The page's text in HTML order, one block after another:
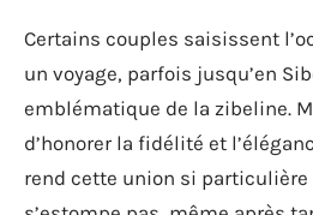
Certains couples saisissent
un voyage, parfois jusqu’en
emblématique de la zibeline.
d’honorer la fidélité et
rend cette union si particulière